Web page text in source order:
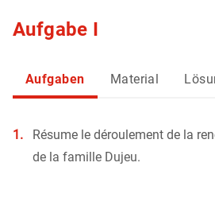
Aufgabe I
Aufgaben Material
1.
Résume le déroulement de la
de la famille Dujeu.